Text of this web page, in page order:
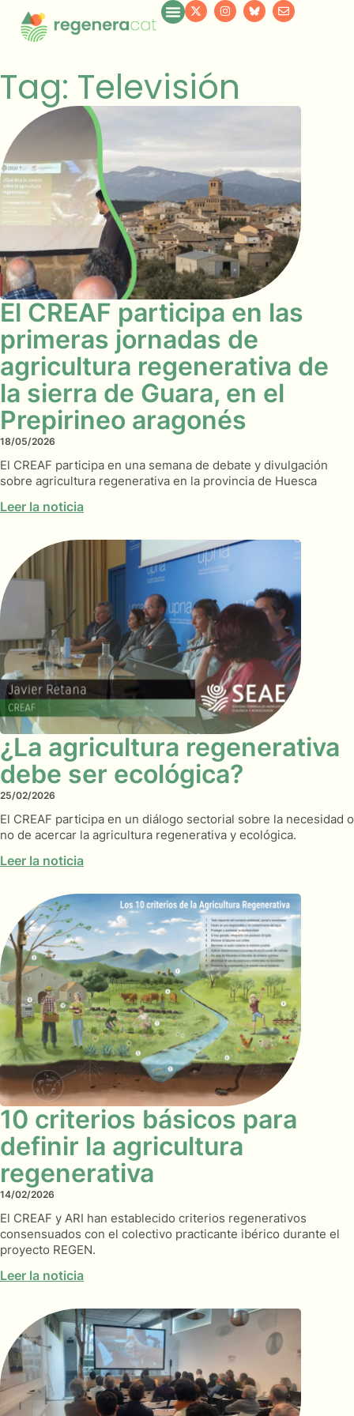
Tag: Televisión
El CREAF participa en las
primeras jornadas de
agricultura regenerativa de
la sierra de Guara, en el
Prepirineo aragonés
18/05/2026
El CREAF participa en una semana de debate y divulgación
sobre agricultura regenerativa en la provincia de Huesca
Leer la noticia
¿La agricultura regenerativa
debe ser ecológica?
25/02/2026
El CREAF participa en un diálogo sectorial sobre la necesidad o
no de acercar la agricultura regenerativa y ecológica.
Leer la noticia
10 criterios básicos para
definir la agricultura
regenerativa
14/02/2026
El CREAF y ARI han establecido criterios regenerativos
consensuados con el colectivo practicante ibérico durante el
proyecto REGEN.
Leer la noticia